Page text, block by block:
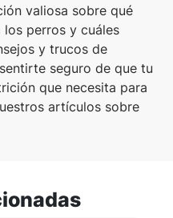
valiosa sobre qué
los perros y cuáles
y trucos de
seguro de que tu
que necesita para
artículos sobre